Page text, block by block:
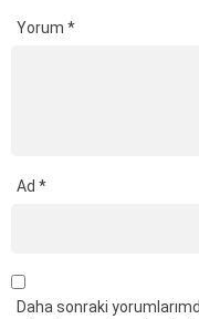
Yorum *
Ad *
Daha sonraki